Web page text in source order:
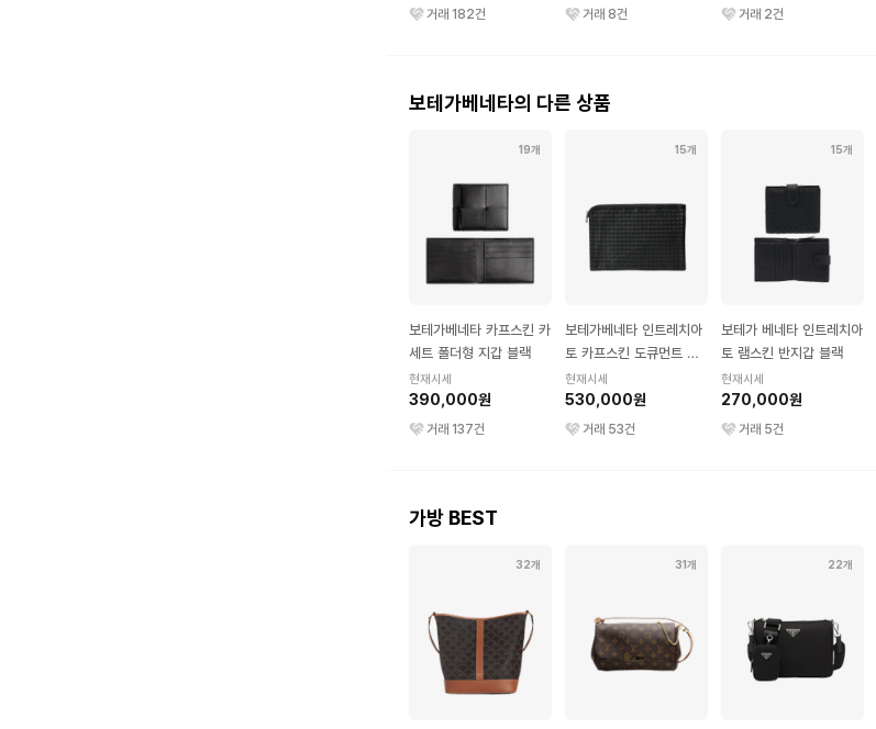
거래 182건 거래 8건 거래 2건
보테가베네타의 다른 상품
19개
보테가베네타 카프스킨 카
세트 폴더형 지갑 블랙
현재시세
390,000원
거래 137건
15개
보테가베네타 인트레치아
토 카프스킨 도큐먼트 케
이스 블랙
현재시세
530,000원
거래 53건
15개
보테가 베네타 인트레치아
토 램스킨 반지갑 블랙
현재시세
270,000원
거래 5건
가방 BEST
32개 31개 22개